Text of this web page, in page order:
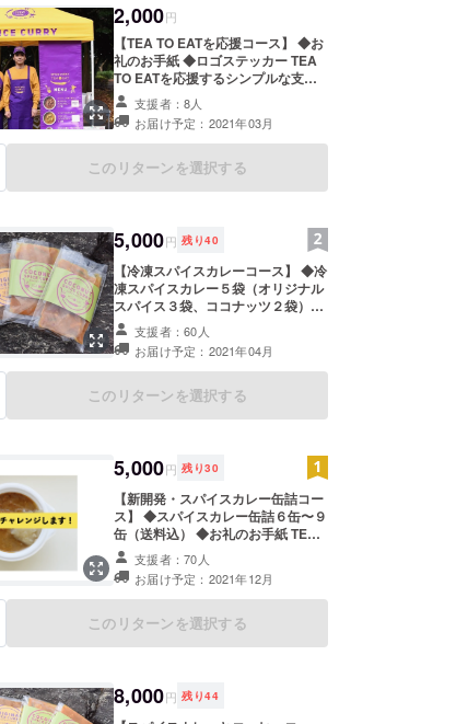
2,000円
【TEA TO EATを応援コース】 ◆お
礼のお手紙 ◆ロゴステッカー TEA
TO EATを応援するシンプルな支援
コースです。ハワイアンズの元フラ
ガール、和田絵美里さんと、元バッ
クバンドメンバーだった和田幹之さ
ん夫妻が立ち上げたTEA TO EAT。
いわき市内で移動販売を重ね、2019
機械の大半が使用できなくなる被害
を受けました。それでもなお、カ
レー作りに向けて立ち上がった和田
夫妻。目下、新たな商品開発に奔走
しています。困難を乗り越え、新た
な挑戦への応援をよろしくお願いし
ます！
支援者：8人
お届け予定：2021年03月
このリターンを選択する
5,000円 残り40
【冷凍スパイスカレーコース】 ◆冷
凍スパイスカレー５袋（オリジナル
スパイス３袋、ココナッツ２袋）送
料込 ◆お礼のお手紙 ご自宅でTEA
TO EATのカレーが楽しめるコ ース
です。冷凍のオリジナルスパイスカ
レーを合わせて５袋詰め合わせまし
た。TEA TO EATのカレーの特徴は
レーは、販売形式としては馴染みが
ない方も多いかもしれませんが、店
舗で食べるのに近く、TEA TO EAT
では「冷凍」カレーの研究を重ねて
きました。美味しいカレーを皆さま
に届けたく冷凍となっております。
ぜひ、ご賞味ください！
支援者：60人
お届け予定：2021年04月
このリターンを選択する
5,000円 残り30
【新開発・スパイスカレー缶詰コー
ス】 ◆スパイスカレー缶詰６缶〜９
缶（送料込） ◆お礼のお手紙 TEA
TO EATが現在開発中の「缶詰カ
レー」をリターンにしたプランで
す。まだ詳細な単価が決まっており
ませんので、個数は６缶〜９缶と変
動いたします。まだまだ不確定要素
です！ ※缶詰製造に向けて開発をス
タートしておりますが、皆さんのお
支援者：70人
お届け予定：2021年12月
このリターンを選択する
8,000円 残り44